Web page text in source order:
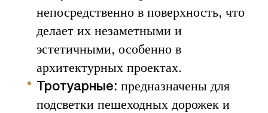
непосредственно в поверхность, что
делает их незаметными и
эстетичными, особенно в
архитектурных проектах.
Тротуарные: предназначены для
подсветки пешеходных дорожек и